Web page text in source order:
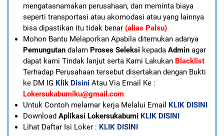
mengatasnamakan perusahaan, dan meminta biaya
seperti transportasi atau akomodasi atau yang lainnya
bisa dipastikan itu tidak benar (alias Palsu)
Mohon Bantu Melaporkan Apabila ditemukan adanya
Pemungutandalam Proses Seleksi kepada Adminagar
dapat kami Tindak lanjut serta Kami LakukanBlacklist
Terhadap Perusahaan tersebut disertakan dengan Bukti
ke DM IG Klik Disini Atau Via Email Ke :
Lokersukabumiku@gmail.com
Untuk Contoh melamar kerja Melalui Email KLIK DISINI
Download Aplikasi Lokersukabumi KLIK DISINI
Lihat Daftar Isi Loker : KLIK DISINI